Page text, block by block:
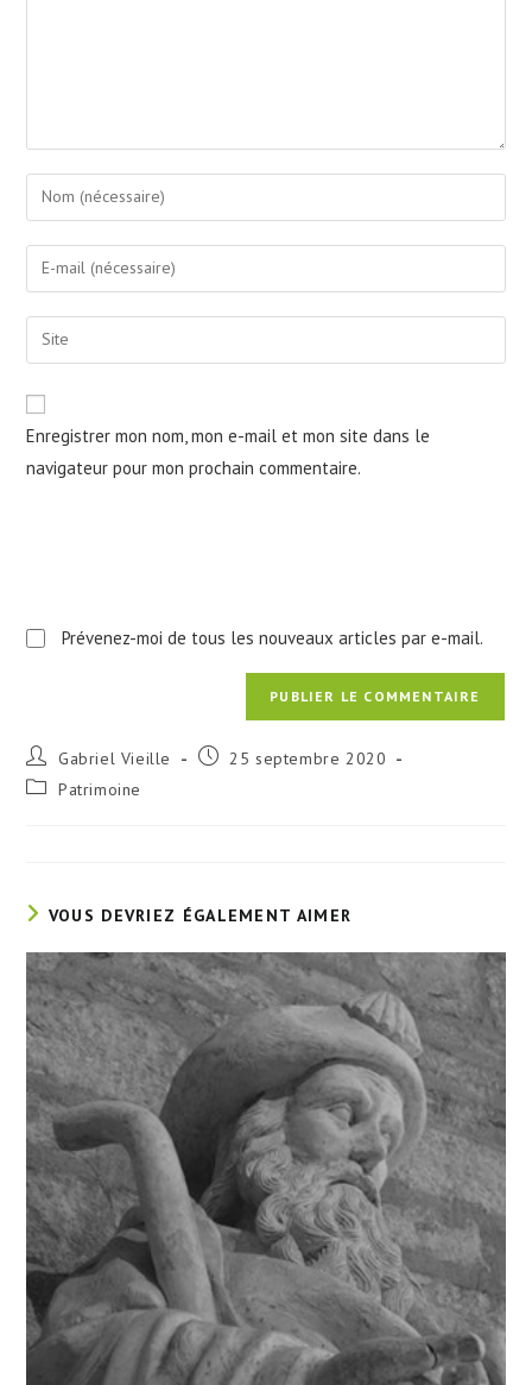
Enter
your
name
comment
Enter
your
email
address
Saisir
l’URL
votre
site
(facultatif)
Enregistrer mon nom, mon e-mail et mon site dans le
navigateur pour mon prochain commentaire.
Prévenez-moi de tous les nouveaux articles par e-mail.
Auteur/autrice
de
la
Gabriel Vieille
Publication
25 septembre 2020
Post Patrimoine
VOUS DEVRIEZ ÉGALEMENT AIMER